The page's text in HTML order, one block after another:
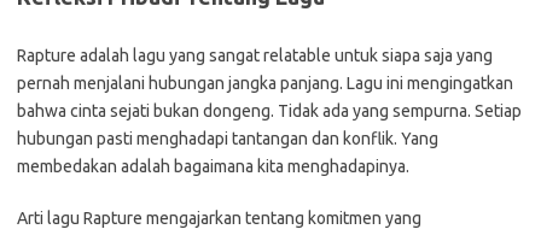
Rapture adalah lagu yang sangat relatable untuk siapa saja yang
pernah menjalani hubungan jangka panjang. Lagu ini mengingatkan
bahwa cinta sejati bukan dongeng. Tidak ada yang sempurna. Setiap
hubungan pasti menghadapi tantangan dan konflik. Yang
membedakan adalah bagaimana kita menghadapinya.
Arti lagu Rapture mengajarkan tentang komitmen yang